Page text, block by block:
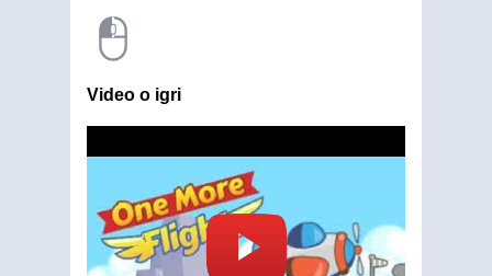
Video o igri